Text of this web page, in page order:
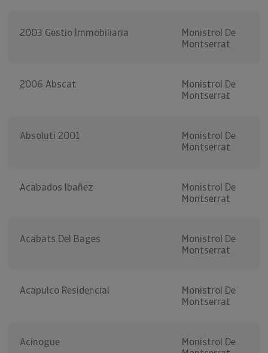
2003 Gestio Immobiliaria
Monistrol De
Montserrat
2006 Abscat
Monistrol De
Montserrat
Absoluti 2001
Monistrol De
Montserrat
Acabados Ibañez
Monistrol De
Montserrat
Acabats Del Bages
Monistrol De
Montserrat
Acapulco Residencial
Monistrol De
Montserrat
Acinogue
Monistrol De